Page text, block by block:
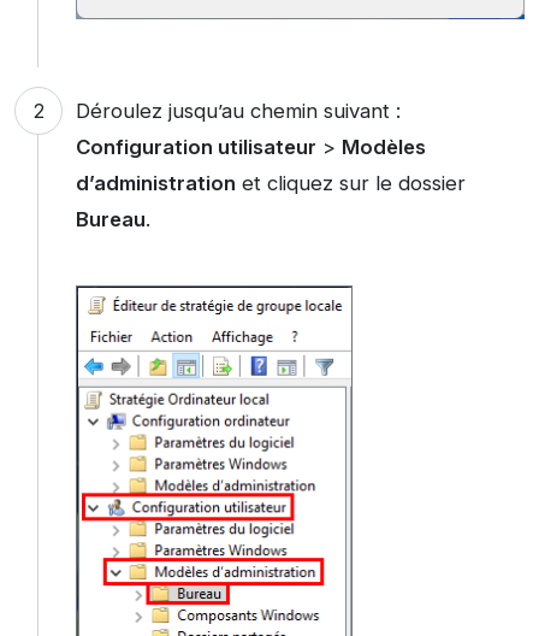
Déroulez jusqu’au chemin suivant :
Configuration utilisateur > Modèles
d’administration et cliquez sur le dossier
Bureau.